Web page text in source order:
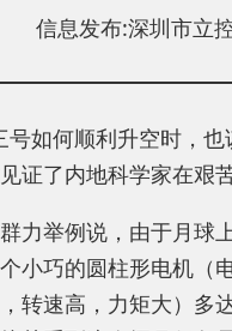
信息发布:深圳市立
如何顺利升空时，
了内地科学家在艰
举例说，由于月球
小巧的圆柱形电机
转速高，力矩大）